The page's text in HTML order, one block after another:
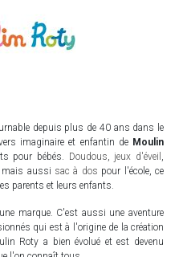
depuis plus de 40 ans dans le
imaginaire et enfantin de Moulin
pour bébés. Doudous jeux d'éveil
mais aussi sac à dos pour l'école, ce
parents et leurs enfants.
marque. C'est aussi une aventure
qui est à l'origine de la création
Roty a bien évolué et est devenu